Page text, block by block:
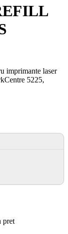
imprimante laser
5225,
pret